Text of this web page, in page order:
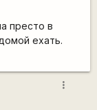
престо в
ехать.
more_vert